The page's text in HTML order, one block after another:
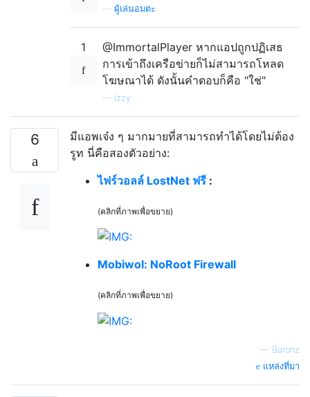
ผู้เล่นอมตะ
1
@ImmortalPlayer หากแอปถูกปฏิเสธ
การเข้าถึงเครือข่ายก็ไม่สามารถโหลด
โฆษณาได้ ดังนั้นคำตอบก็คือ "ใช่"
— Izzy
6
มีแอพเจ๋ง ๆ มากมายที่สามารถทำได้โดยไม่ต้อง
รูท นี่คือสองตัวอย่าง:
ไฟร์วอลล์ LostNet ฟรี :
(คลิกที่ภาพเพื่อขยาย)
Mobiwol: NoRoot Firewall
(คลิกที่ภาพเพื่อขยาย)
— Baronz
แหล่งที่มา